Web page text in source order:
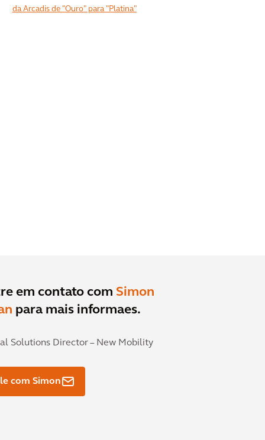
da Arcadis de "Ouro" para "Platina"
em contato com Simon
para mais informaes.
Solutions Director – New Mobility
com Simon